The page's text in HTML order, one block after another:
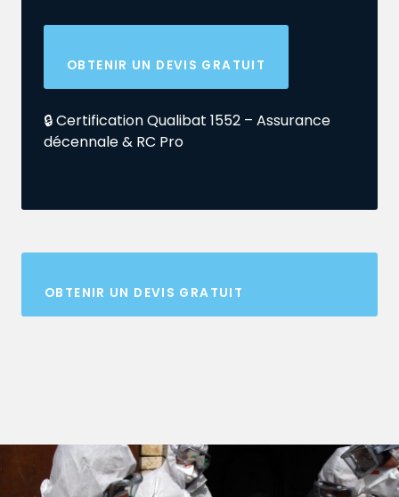
OBTENIR UN DEVIS GRATUIT
🔒 Certification Qualibat 1552 – Assurance
décennale & RC Pro
OBTENIR UN DEVIS GRATUIT